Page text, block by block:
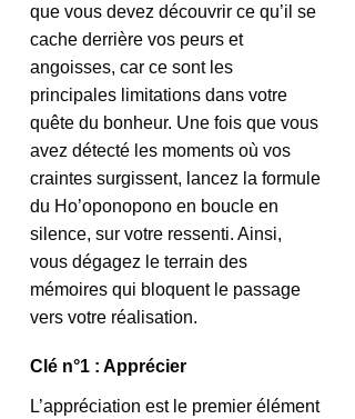
que vous devez découvrir ce qu’il se
cache derrière vos peurs et
angoisses, car ce sont les
principales limitations dans votre
quête du bonheur. Une fois que vous
avez détecté les moments où vos
craintes surgissent, lancez la formule
du Ho’oponopono en boucle en
silence, sur votre ressenti. Ainsi,
vous dégagez le terrain des
mémoires qui bloquent le passage
vers votre réalisation.
Clé n°1 : Apprécier
L’appréciation est le premier élément